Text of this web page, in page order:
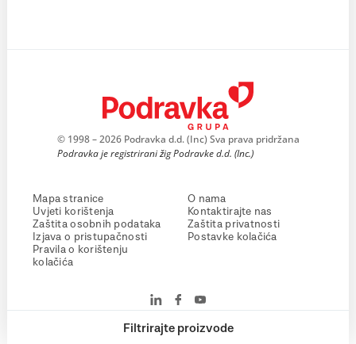
Filtrirajte proizvode
© 1998 – 2026 Podravka d.d. (Inc) Sva prava pridržana
Podravka je registrirani žig Podravke d.d. (Inc.)
Mapa stranice
Uvjeti korištenja
Zaštita osobnih podataka
Izjava o pristupačnosti
Pravila o korištenju
kolačića
O nama
Kontaktirajte nas
Zaštita privatnosti
Postavke kolačića